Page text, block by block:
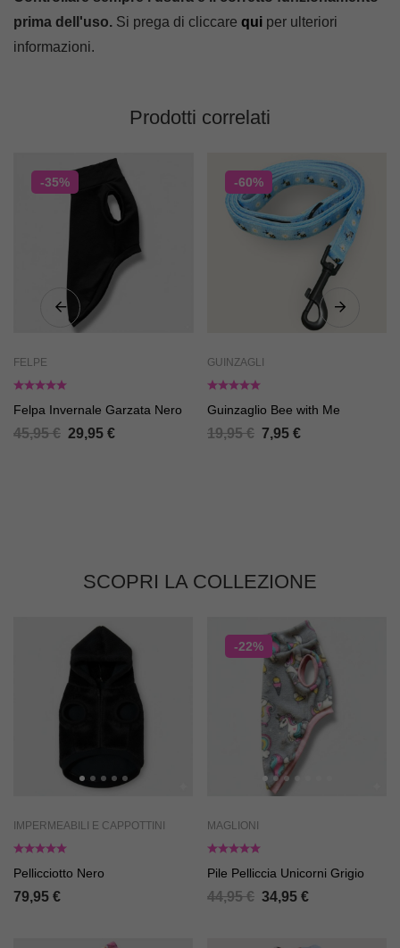
prima dell'uso. Si prega di cliccare qui per ulteriori
informazioni.
Prodotti correlati
-35%
FELPE
Felpa Invernale Garzata Nero
45,95€ 29,95 €
-60%
GUINZAGLI
Guinzaglio Bee with Me
19,95€ 7,95 €
SCOPRI LA COLLEZIONE
IMPERMEABILI E CAPPOTTINI
Pellicciotto Nero
79,95 €
-22%
MAGLIONI
Pile Pelliccia Unicorni Grigio
44,95€ 34,95 €